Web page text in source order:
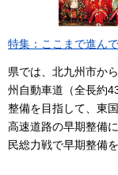
特集：ここまで進ん
県では、北九州市か
州自動車道（全長約
整備を目指して、東
高速道路の早期整備
民総力戦で早期整備